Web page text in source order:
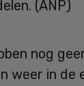
(ANP)
nog
weer in de